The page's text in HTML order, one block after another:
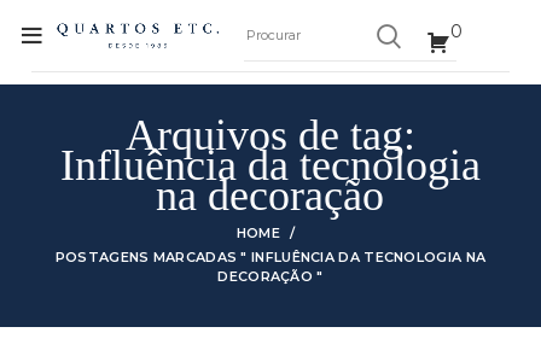
0
Arquivos de tag:
Influência da tecnologia
na decoração
HOME
POSTAGENS MARCADAS " INFLUÊNCIA DA TECNOLOGIA NA
DECORAÇÃO "